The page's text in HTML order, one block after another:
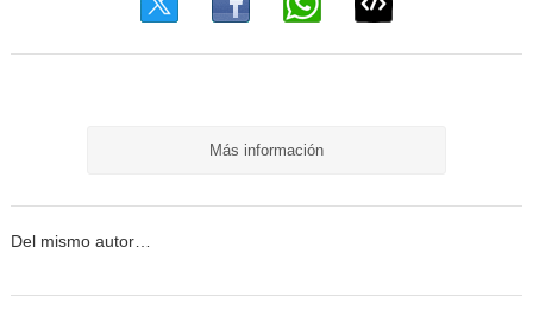
Más información
Del mismo autor…